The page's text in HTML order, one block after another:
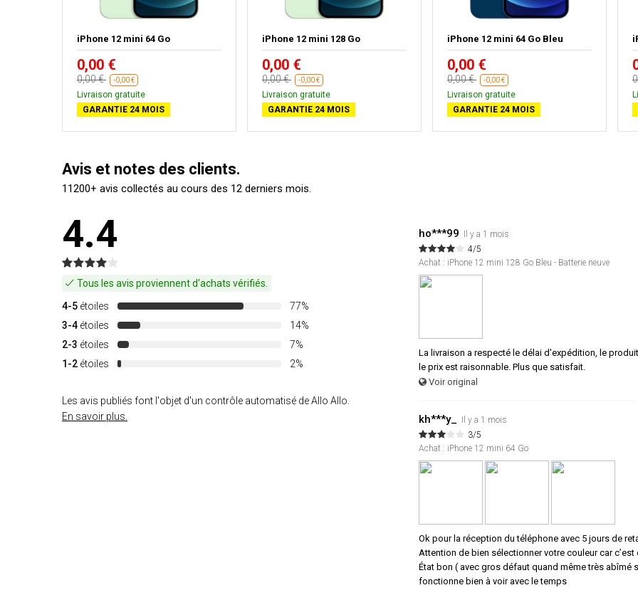
iPhone 12 mini 64 Go
0,00 €
0,00 € -0,00 €
Livraison gratuite
GARANTIE 24 MOIS
iPhone 12 mini 128 Go
0,00 €
0,00 € -0,00 €
Livraison gratuite
GARANTIE 24 MOIS
iPhone 12 mini 64 Go Bleu
0,00 €
0,00 € -0,00 €
Livraison gratuite
GARANTIE 24 MOIS
Avis et notes des clients.
11200+ avis collectés au cours des 12 derniers mois.
4.4
Tous les avis proviennent d'achats vérifiés.
4-5 étoiles
77%
3-4 étoiles
14%
2-3 étoiles
7%
1-2 étoiles 2%
Les avis publiés font l'objet d'un contrôle automatisé de Allo Allo.
En savoir plus.
ho***99 Il y a 1 mois
4/5
Achat : iPhone 12 mini 128 Go Bleu - Batterie neuve
La livraison a respecté le délai d'expédition, le
le prix est raisonnable. Plus que satisfait.
Voir original
kh***y_ Il y a 1 mois
3/5
Achat : iPhone 12 mini 64 Go
Ok pour la réception du téléphone avec 5 jours de
Attention de bien sélectionner votre couleur car
État bon ( avec gros défaut quand même très abîmé
fonctionne bien à voir avec le temps